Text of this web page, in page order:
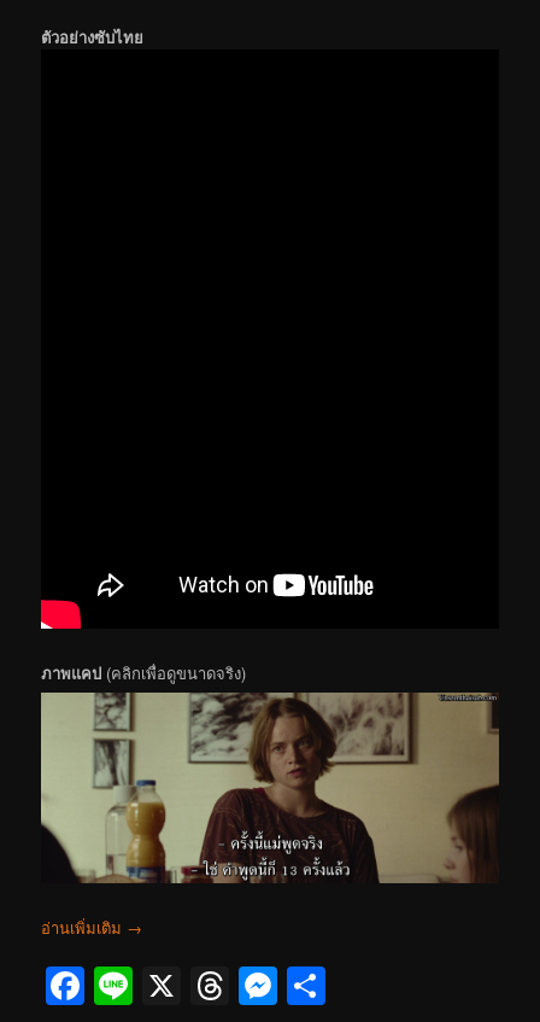
ตัวอย่างซับไทย
ภาพแคป (คลิกเพื่อดูขนาดจริง)
อ่านเพิ่มเติม →
Facebook
Line
X Threads
Messenger